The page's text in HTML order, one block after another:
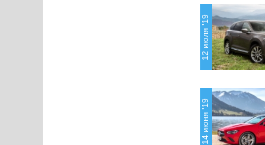
12 июля '19
14 июня '19